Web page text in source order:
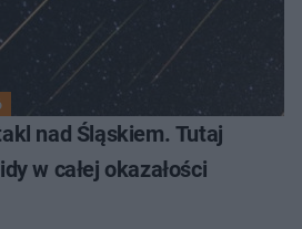
nad Śląskiem. Tutaj
w całej okazałości